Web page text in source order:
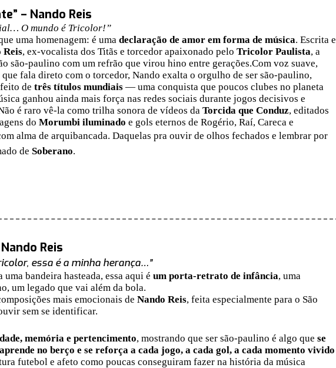
– Nando Reis
O mundo é Tricolor!”
uma homenagem: é uma declaração de amor em forma de música. Escrita e
Reis, ex-vocalista dos Titãs e torcedor apaixonado pelo Tricolor Paulista, a
são-paulino com um refrão que virou hino entre gerações.Com voz suave,
fala direto com o torcedor, Nando exalta o orgulho de ser são-paulino,
de três títulos mundiais — uma conquista que poucos clubes no planeta
ganhou ainda mais força nas redes sociais durante jogos decisivos e
é raro vê-la como trilha sonora de vídeos da Torcida que Conduz, editados
do Morumbi iluminado e gols eternos de Rogério, Raí, Careca e
alma de arquibancada. Daquelas pra ouvir de olhos fechados e lembrar por
de Soberano.
Reis
essa é a minha herança…”
uma bandeira hasteada, essa aqui é um porta-retrato de infância, uma
um legado que vai além da bola.
mais emocionais de Nando Reis, feita especialmente para o São
sem se identificar.
memória e pertencimento, mostrando que ser são-paulino é algo que se
no berço e se reforça a cada jogo, a cada gol, a cada momento vivido
futebol e afeto como poucas conseguiram fazer na história da música